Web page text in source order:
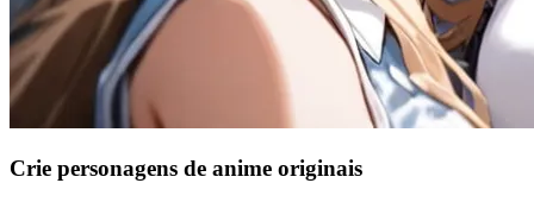
Crie personagens de anime originais